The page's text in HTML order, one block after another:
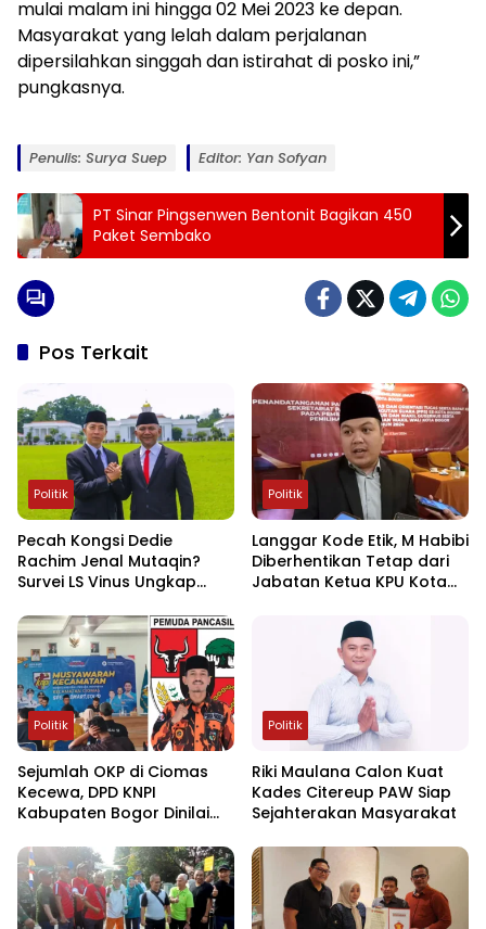
mulai malam ini hingga 02 Mei 2023 ke depan.
Masyarakat yang lelah dalam perjalanan
dipersilahkan singgah dan istirahat di posko ini,”
pungkasnya.
Penulis: Surya Suep Editor: Yan Sofyan
PT Sinar Pingsenwen Bentonit Bagikan 450
Paket Sembako
Pos Terkait
Politik
Pecah Kongsi Dedie
Rachim Jenal Mutaqin?
Survei LS Vinus Ungkap
Bogor
Politik
Langgar Kode Etik, M Habibi
Diberhentikan Tetap dari
Jabatan Ketua KPU Kota
Politik
Sejumlah OKP di Ciomas
Kecewa, DPD KNPI
Kabupaten Bogor Dinilai
Intervensi Muscam
Politik
Riki Maulana Calon Kuat
Kades Citereup PAW Siap
Sejahterakan Masyarakat